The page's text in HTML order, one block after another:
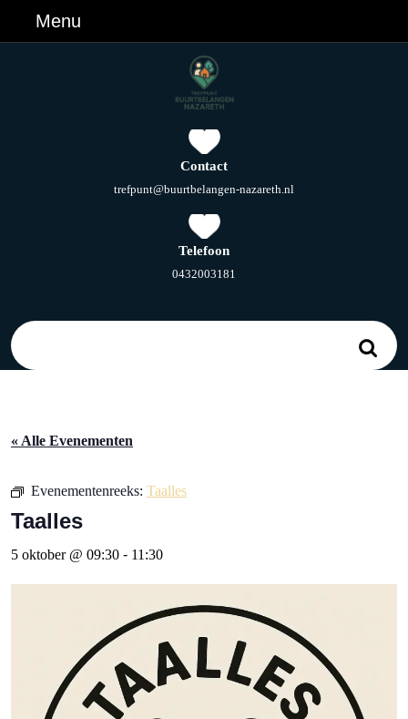
Menu
Contact
trefpunt@buurtbelangen-nazareth.nl
Telefoon
0432003181
« Alle Evenementen
Evenementenreeks: Taalles
Taalles
5 oktober @ 09:30 - 11:30